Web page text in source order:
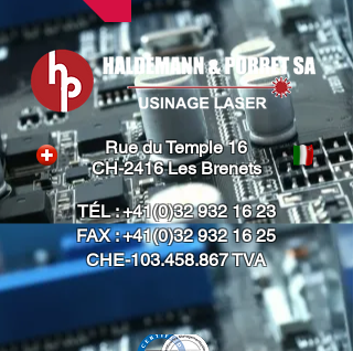
Rue du Temple 16
CH-2416 Les Brenets
TÉL :+41(0)32 932 16 23
FAX :+41(0)32 932 16 25
CHE-103.458.867 TVA